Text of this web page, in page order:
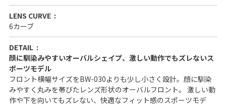
LENS CURVE
6カーブ
DETAIL
顔に馴染みやすいオーバルシェイプ、激しい動作でもズレないス
ポーツモデル
フロント横幅サイズをBW-030よりも少し小さく設計。顔に馴染
みやすく丸みを帯びたレンズ形状のオーバルフロント。 激しい動
作や下を向いてもズレない、快適なフィット感のスポーツモデ